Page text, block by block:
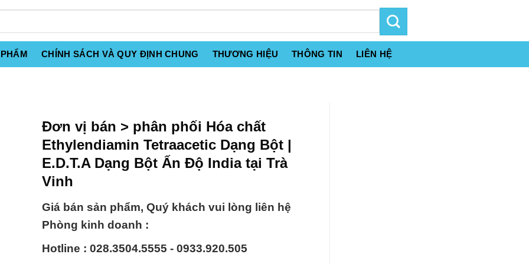
CHÍNH SÁCH VÀ QUY ĐỊNH CHUNG THƯƠNG HIỆU THÔNG TIN LIÊN HỆ
Đơn vị bán > phân phối Hóa chất
Ethylendiamin Tetraacetic Dạng Bột |
E.D.T.A Dạng Bột Ấn Độ India tại Trà
Vinh
Giá bán sản phẩm, Quý khách vui lòng liên hệ
Phòng kinh doanh :
Hotline : 028.3504.5555 - 0933.920.505